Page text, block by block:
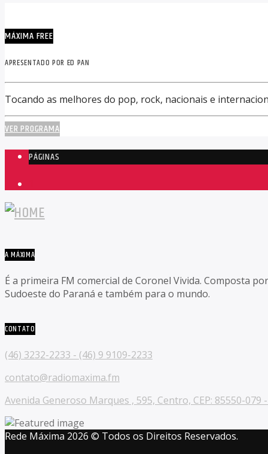
MÁXIMA FREE
APRESENTADO POR ED PAN
Tocando as melhores do pop, rock, nacionais e
VER PROGRAMA
PÁGINAS
A MÁXIMA
É a primeira FM comercial de Coronel Vivida. Composta
Sudoeste do Paraná e também para o mundo.
CONTATO
(46) 3232-2233 - (46) 9 9109-2233
contato@radiomaxima.fm
Avenida Generoso Marques , 595, Centro, CEP: 85550-079
Rede Máxima 2026 © Todos os Direitos Reservados.